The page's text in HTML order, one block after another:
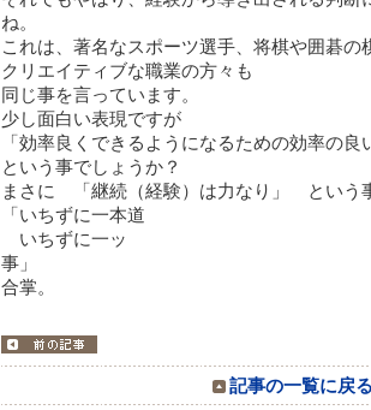
ね。
これは、著名なスポーツ選手、将棋や囲碁の
クリエイティブな職業の方々も
同じ事を言っています。
少し面白い表現ですが
「効率良くできるようになるための効率の良
という事でしょうか？
まさに 「継続（経験）は力なり」 という
「いちずに一本道
いちずに一ッ
事」 み
合掌。
記事の一覧に戻